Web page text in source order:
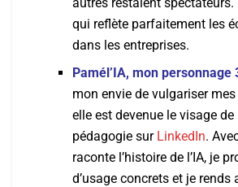
qui reflète parfaitement les
dans les entreprises.
Pamél’IA, mon personnage
mon envie de vulgariser
elle est devenue le visage de
pédagogie sur LinkedIn.
raconte l’histoire de l’IA, je
d’usage concrets et je rends